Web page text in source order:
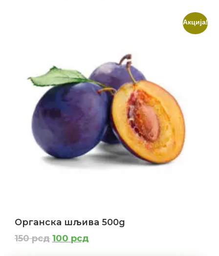
Акција!
Органска шљива 500g
150рсд 100 рсд